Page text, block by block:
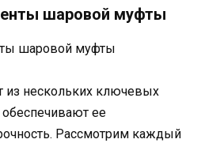
шаровой муфты
из нескольких ключевых
ее
Рассмотрим каждый